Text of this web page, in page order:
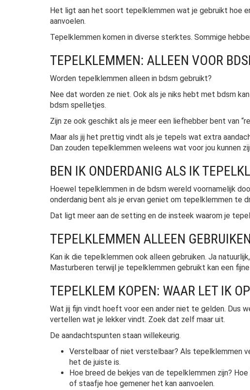
Het ligt aan het soort tepelklemmen wat je gebruikt hoe
aanvoelen.
Tepelklemmen komen in diverse sterktes. Sommige
TEPELKLEMMEN: ALLEEN VOOR
Worden tepelklemmen alleen in bdsm gebruikt?
Nee dat worden ze niet. Ook als je niks hebt met bdsm
bdsm spelletjes.
Zijn ze ook geschikt als je meer een liefhebber bent van
Maar als jij het prettig vindt als je tepels wat extra
Dan zouden tepelklemmen weleens wat voor jou kunnen
BEN IK ONDERDANIG ALS IK
Hoewel tepelklemmen in de bdsm wereld voornamelijk
onderdanig bent als je ervan geniet om tepelklemmen te
Dat ligt meer aan de setting en de insteek waarom je
TEPELKLEMMEN ALLEEN
Kan ik die tepelklemmen ook alleen gebruiken. Ja
Masturberen terwijl je tepelklemmen gebruikt kan een
TEPELKLEM KOPEN: WAAR LET IK
Wat jij fijn vindt hoeft voor een ander niet te gelden. Dus
vertellen wat je lekker vindt. Zoek dat zelf maar uit.
De aandachtspunten staan willekeurig.
Verstelbaar of niet verstelbaar? Als tepelklemmen
het de juiste is.
Hoe breed de bekjes van de tepelklemmen zijn?
of staafje hoe gemener het kan aanvoelen.